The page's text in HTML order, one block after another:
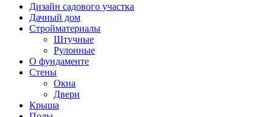
Дизайн садового участка
Дачный дом
Стройматериалы
Штучные
Рулонные
О фундаменте
Стены
Окна
Двери
Крыша